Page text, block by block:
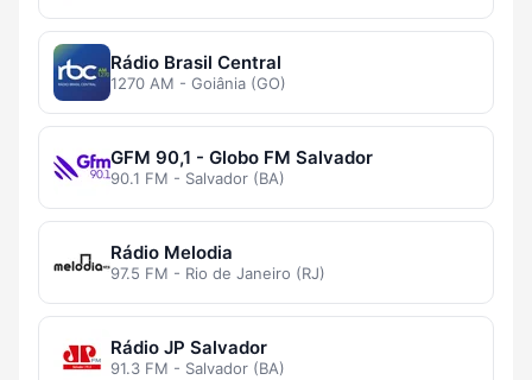
Rádio Brasil Central
1270 AM - Goiânia (GO)
GFM 90,1 - Globo FM Salvador
90.1 FM - Salvador (BA)
Rádio Melodia
97.5 FM - Rio de Janeiro (RJ)
Rádio JP Salvador
91.3 FM - Salvador (BA)